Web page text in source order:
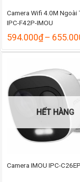
Camera Wifi 4.0M Ngoài
IPC-F42P-IMOU
594.000₫–
HẾT HÀNG
Camera IMOU IPC-C26EP